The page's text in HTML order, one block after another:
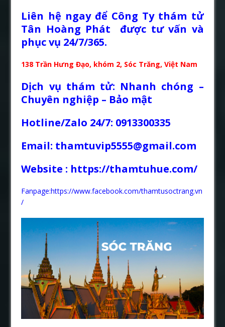
Liên hệ ngay để Công Ty thám tử
Tân Hoàng Phát được tư vấn và
phục vụ 24/7/365.
138 Trần Hưng Đạo, khóm 2, Sóc Trăng, Việt Nam
Dịch vụ thám tử: Nhanh chóng –
Chuyên nghiệp – Bảo mật
Hotline/Zalo 24/7: 0913300335
Email: thamtuvip5555@gmail.com
Website : https://thamtuhue.com/
Fanpage:https://www.facebook.com/thamtusoctrang.vn
/